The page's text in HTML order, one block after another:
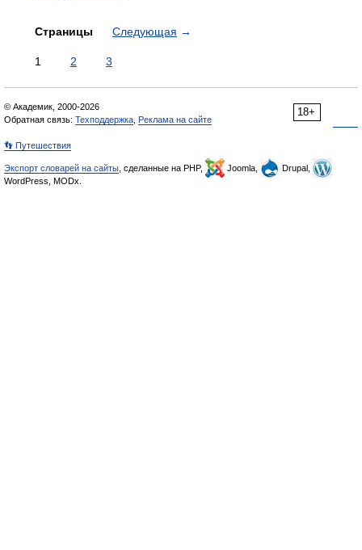
Страницы Следующая →
1 2 3
18+
© Академик, 2000-2026
Обратная связь: Техподдержка Реклама на сайте
👣 Путешествия
Экспорт словарей на сайты , сделанные на PHP, Joomla,
Drupal,
WordPress, MODx.